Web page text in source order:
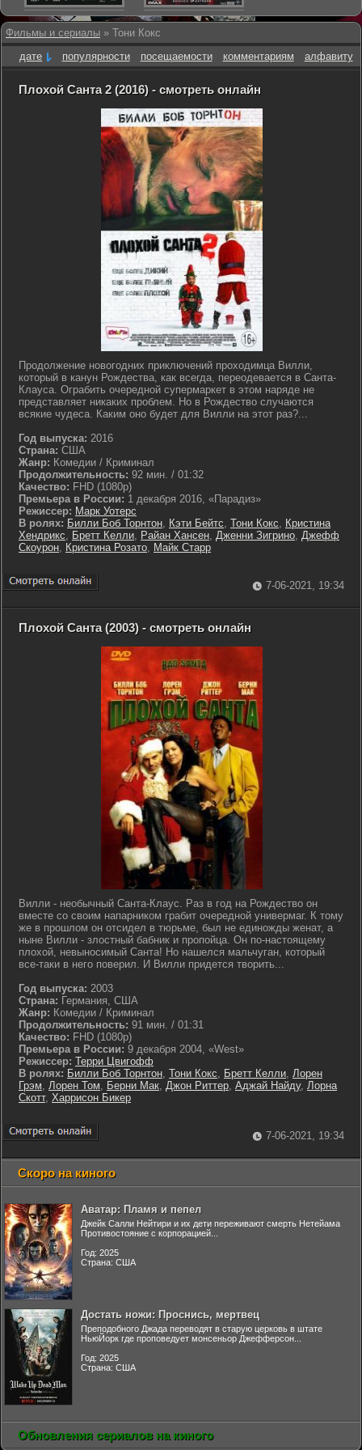
Фильмы и сериалы » Тони Кокс
дате
популярности посещаемости комментариям алфавиту
Плохой Санта 2 (2016) - смотреть онлайн
Продолжение новогодних приключений проходимца Вилли,
который в канун Рождества, как всегда, переодевается в Санта-
Клауса. Ограбить очередной супермаркет в этом наряде не
представляет никаких проблем. Но в Рождество случаются
всякие чудеса. Каким оно будет для Вилли на этот раз?...
Год выпуска: 2016
Страна: США
Жанр: Комедии / Криминал
Продолжительность: 92 мин. / 01:32
Качество: FHD (1080p)
Премьера в России: 1 декабря 2016, «Парадиз»
Режиссер: Марк Уотерс
В ролях: Билли Боб Торнтон, Кэти Бейтс, Тони Кокс, Кристина
Хендрикс, Бретт Келли, Райан Хансен, Дженни Зигрино, Джефф
Скоурон, Кристина Розато, Майк Старр
7-06-2021, 19:34
Плохой Санта (2003) - смотреть онлайн
Вилли - необычный Санта-Клаус. Раз в год на Рождество он
вместе со своим напарником грабит очередной универмаг. К тому
же в прошлом он отсидел в тюрьме, был не единожды женат, а
ныне Вилли - злостный бабник и пропойца. Он по-настоящему
плохой, невыносимый Санта! Но нашелся мальчуган, который
все-таки в него поверил. И Вилли придется творить...
Год выпуска: 2003
Страна: Германия, США
Жанр: Комедии / Криминал
Продолжительность: 91 мин. / 01:31
Качество: FHD (1080p)
Премьера в России: 9 декабря 2004, «West»
Режиссер: Терри Цвигофф
В ролях: Билли Боб Торнтон, Тони Кокс, Бретт Келли, Лорен
Грэм, Лорен Том, Берни Мак, Джон Риттер, Аджай Найду, Лорна
Скотт, Харрисон Бикер
7-06-2021, 19:34
Скоро на киного
Аватар: Пламя и пепел
Джейк Салли Нейтири и их дети переживают смерть Нетейама
Противостояние с корпорацией...
Год: 2025
Страна: США
Достать ножи: Проснись, мертвец
Преподобного Джада переводят в старую церковь в штате
НьюЙорк где проповедует монсеньор Джефферсон...
Год: 2025
Страна: США
Обновления сериалов на киного